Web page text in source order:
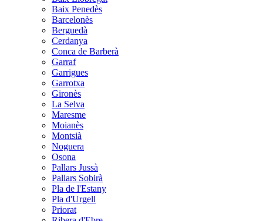
Baix Penedès
Barcelonès
Berguedà
Cerdanya
Conca de Barberà
Garraf
Garrigues
Garrotxa
Gironès
La Selva
Maresme
Moianès
Montsià
Noguera
Osona
Pallars Jussà
Pallars Sobirà
Pla de l'Estany
Pla d'Urgell
Priorat